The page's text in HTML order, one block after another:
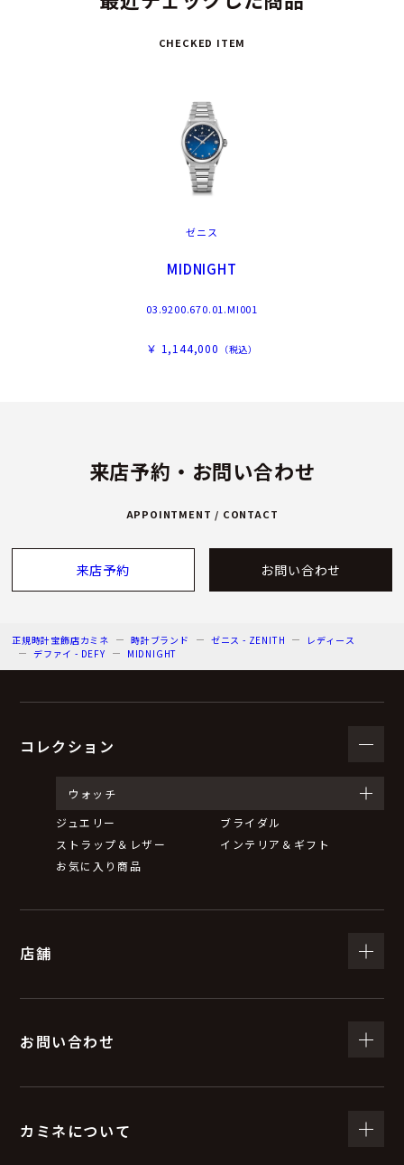
CHECKED ITEM
ゼニス
MIDNIGHT
03.9200.670.01.MI001
￥ 1,144,000 （税込）
来店予約・お問い合わせ
APPOINTMENT / CONTACT
来店予約 お問い合わせ
正規時計宝飾店カミネ 時計ブランド ゼニス - ZENITH
レディース
デファイ - DEFY
MIDNIGHT
コレクション
ウォッチ
ジュエリー
ブライダル
ストラップ＆レザー
インテリア＆ギフト
お気に入り商品
店舗
お問い合わせ
カミネについて